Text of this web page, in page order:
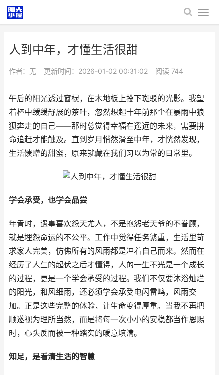
人到中年，才懂生活很甜
作者：无 更新时间：2026-01-02 00:31:02 阅读 744
午后的阳光透过窗棂，在木地板上投下斑驳的光影。我望
着杯中缓缓舒展的茶叶，忽然想起十年前那个在暴雨中狼
狈奔走的自己——那时总觉得幸福在遥远的未来，需要拼
命追赶才能触及。直到岁月悄然滑至中年，才恍然发现，
生活馈赠的甜蜜，原来就藏在我们习以为常的日常里。
学会承受，也学会品尝
年青时，遇事喜欢怨天尤人，不是抱怨老天爷的不眷顾，
就是埋怨命运的不公平。工作中觉得任务繁重，生活里苛
求家人完美，仿佛所有的风雨都是冲着自己而来。然而在
经历了人生的起伏之后才懂得，人的一生不光是一个成长
的过程，更是一个学会承受的过程。我们不仅要沐浴灿烂
的阳光，和风细雨，还必须学会承受电闪雷鸣，风雨交
加。正是这些完整的体验，让生命变得厚重。当我不再把
顺遂视为理所当然，而是将每一次小小的安稳都当作恩赐
时，心头反而被一种踏实的暖意填满。
知足，是看清生活的智慧